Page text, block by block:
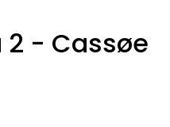
2 - Cassøe